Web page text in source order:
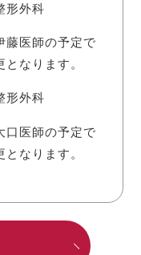
形外科
藤医師の予定で
なります。
形外科
口医師の予定で
なります。